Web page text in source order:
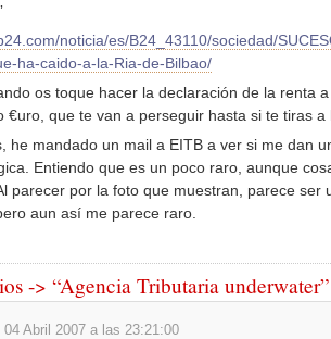
noticia/es/B24_43110/sociedad/
ha-caido-a-la-Ria-de-Bilbao/
os toque hacer la declaración de la renta
€uro, que te van a perseguir hasta si te tiras a
he mandado un mail a EITB a ver si me dan
Entiendo que es un poco raro, aunque
parecer por la foto que muestran, parece ser
aun así me parece raro.
-> “Agencia Tributaria underwater”
04 Abril 2007 a las 23:21:00